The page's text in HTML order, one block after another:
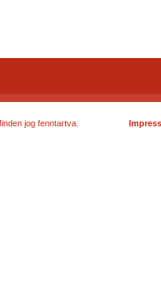
jog fenntartva.